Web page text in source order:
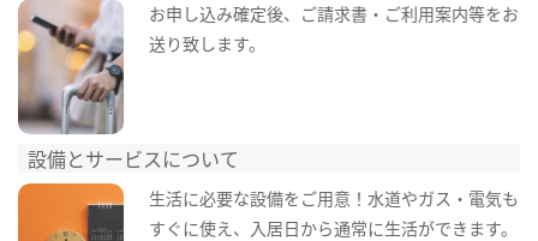
お申し込み確定後、ご請求書・ご利用案内等をお
送り致します。
設備とサービスについて
生活に必要な設備をご用意！水道やガス・電気も
すぐに使え、入居日から通常に生活ができます。